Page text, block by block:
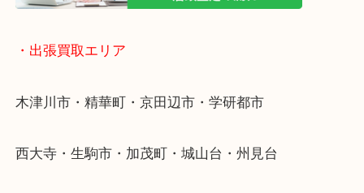
い…
当店ではそういったお困りの方からのご依頼も大歓